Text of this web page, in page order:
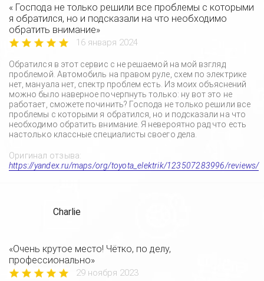
« Господа не только решили все проблемы с которыми
я обратился, но и подсказали на что необходимо
обратить внимание»
16 января 2024
Обратился в этот сервис с не решаемой на мой взгляд
проблемой. Автомобиль на правом руле, схем по электрике
нет, мануала нет, спектр проблем есть. Из моих объяснений
можно было наверное почерпнуть только: ну вот это не
работает, сможете починить? Господа не только решили все
проблемы с которыми я обратился, но и подсказали на что
необходимо обратить внимание. Я невероятно рад что есть
настолько классные специалисты своего дела.
Оригинал отзыва:
https://yandex.ru/maps/org/toyota_elektrik/123507283996/reviews/
Charlie
«Очень крутое место! Чётко, по делу,
профессионально»
29 ноября 2023